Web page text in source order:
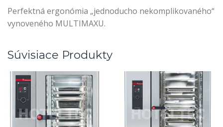
Perfektná ergonómia „jednoducho nekomplikovaného“
vynoveného MULTIMAXU.
Súvisiace Produkty